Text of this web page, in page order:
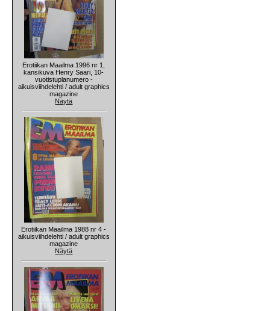
Erotiikan Maailma 1996 nr 1,
kansikuva Henry Saari, 10-
vuotistuplanumero -
aikuisviihdelehti / adult graphics
magazine
Näytä
Erotiikan Maailma 1988 nr 4 -
aikuisviihdelehti / adult graphics
magazine
Näytä